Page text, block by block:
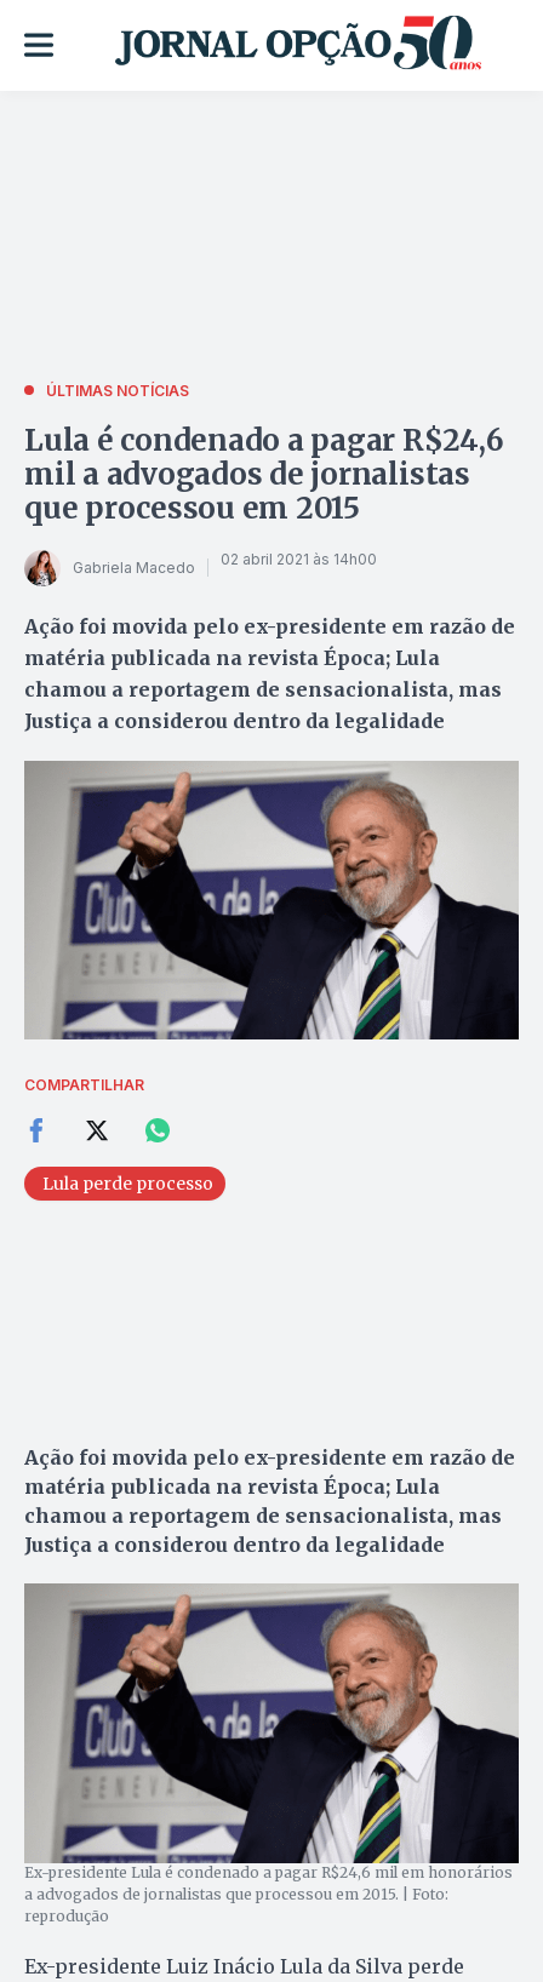
ÚLTIMAS NOTÍCIAS
Lula é condenado a pagar R$24,6
mil a advogados de jornalistas
que processou em 2015
Gabriela Macedo 02 abril 2021 às 14h00
Ação foi movida pelo ex-presidente em razão de
matéria publicada na revista Época; Lula
chamou a reportagem de sensacionalista, mas
Justiça a considerou dentro da legalidade
COMPARTILHAR
Lula perde processo
Ação foi movida pelo ex-presidente em razão de
matéria publicada na revista Época; Lula
chamou a reportagem de sensacionalista, mas
Justiça a considerou dentro da legalidade
Ex-presidente Lula é condenado a pagar R$24,6 mil em honorários
a advogados de jornalistas que processou em 2015. | Foto:
reprodução
Ex-presidente Luiz Inácio Lula da Silva perde